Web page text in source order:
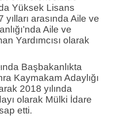
Yüksek Lisans
arasında Aile ve
Aile ve
Yardımcısı olarak
Başbakanlıkta
Kaymakam Adaylığı
2018 yılında
olarak Mülki İdare
etti.